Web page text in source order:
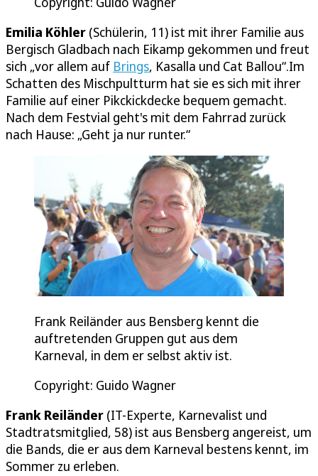
Emilia Köhler (Schülerin, 11) ist mit ihrer Familie aus
Bergisch Gladbach nach Eikamp gekommen und freut
sich „vor allem auf Brings, Kasalla und Cat Ballou“.Im
Schatten des Mischpultturm hat sie es sich mit ihrer
Familie auf einer Pikckickdecke bequem gemacht.
Nach dem Festvial geht's mit dem Fahrrad zurück
nach Hause: „Geht ja nur runter.“
Frank Reiländer aus Bensberg kennt die
auftretenden Gruppen gut aus dem
Karneval, in dem er selbst aktiv ist.
Copyright: Guido Wagner
Frank Reiländer (IT-Experte, Karnevalist und
Stadtratsmitglied, 58) ist aus Bensberg angereist, um
die Bands, die er aus dem Karneval bestens kennt, im
Sommer zu erleben.